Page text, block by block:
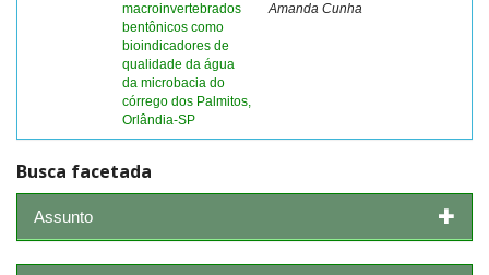
macroinvertebrados
bentônicos como
bioindicadores de
qualidade da água
da microbacia do
córrego dos Palmitos,
Orlândia-SP
Amanda Cunha
Busca facetada
Assunto